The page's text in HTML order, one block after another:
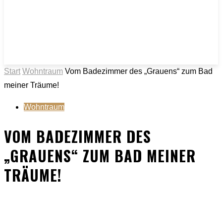
Start Wohntraum Vom Badezimmer des „Grauens“ zum Bad
meiner Träume!
Wohntraum
VOM BADEZIMMER DES
„GRAUENS“ ZUM BAD MEINER
TRÄUME!